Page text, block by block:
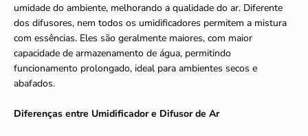
umidade do ambiente, melhorando a qualidade do ar. Diferente
dos difusores, nem todos os umidificadores permitem a mistura
com essências. Eles são geralmente maiores, com maior
capacidade de armazenamento de água, permitindo
funcionamento prolongado, ideal para ambientes secos e
abafados.
Diferenças entre Umidificador e Difusor de Ar